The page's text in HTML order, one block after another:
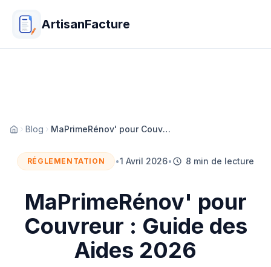
ArtisanFacture
Accueil
Blog MaPrimeRénov' pour Couvreur : Guide des Aides 2026
RÉGLEMENTATION •1 Avril 2026• 8 min de lecture
MaPrimeRénov' pour
Couvreur : Guide des
Aides 2026